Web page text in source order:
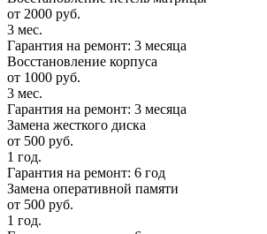
от 2000 руб.
3 мес.
Гарантия на ремонт: 3 месяца
Восстановление корпуса
от 1000 руб.
3 мес.
Гарантия на ремонт: 3 месяца
Замена жесткого диска
от 500 руб.
1 год.
Гарантия на ремонт: 6 год
Замена оперативной памяти
от 500 руб.
1 год.